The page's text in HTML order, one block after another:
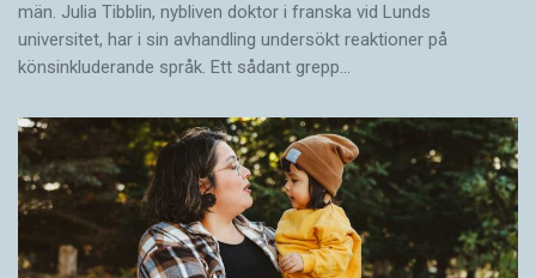
män. Julia Tibblin, nybliven doktor i franska vid Lunds
universitet, har i sin avhandling undersökt reaktioner på
könsinkluderande språk. Ett sådant grepp…